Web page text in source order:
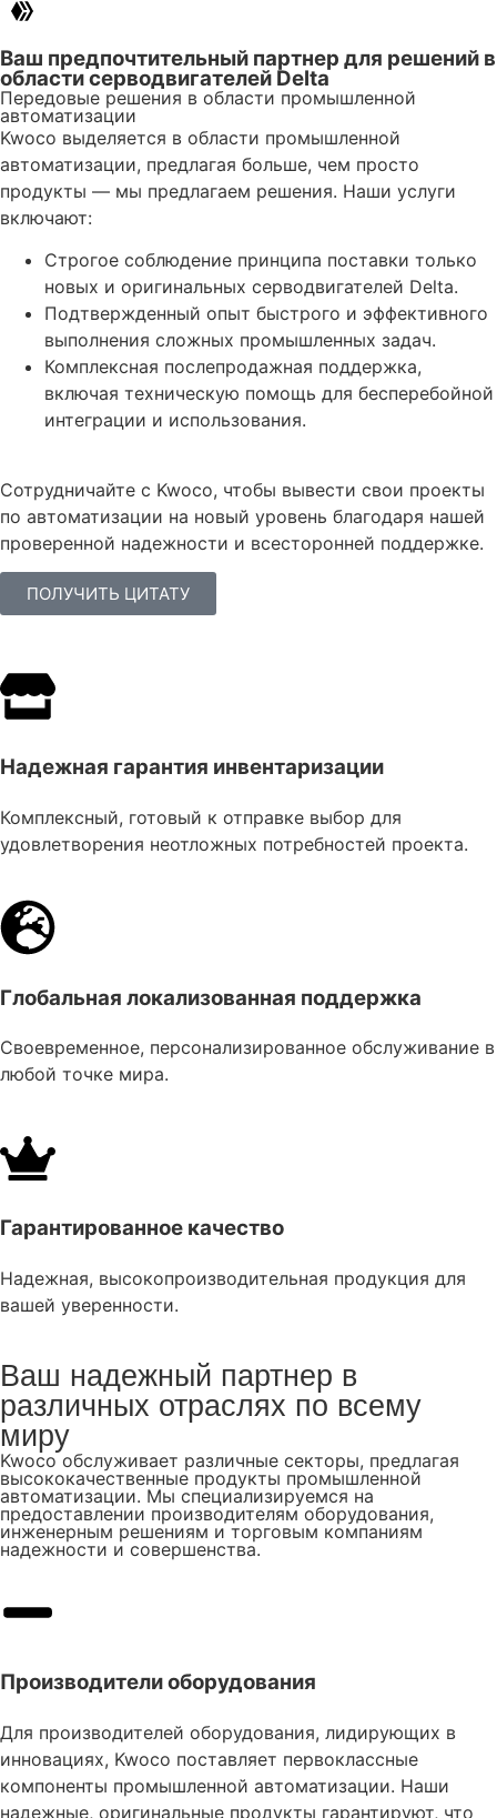
Ваш предпочтительный партнер для решений в
области серводвигателей Delta
Передовые решения в области промышленной
автоматизации
Kwoco выделяется в области промышленной
автоматизации, предлагая больше, чем просто
продукты — мы предлагаем решения. Наши услуги
включают:
Строгое соблюдение принципа поставки только
новых и оригинальных серводвигателей Delta.
Подтвержденный опыт быстрого и эффективного
выполнения сложных промышленных задач.
Комплексная послепродажная поддержка,
включая техническую помощь для бесперебойной
интеграции и использования.
Сотрудничайте с Kwoco, чтобы вывести свои проекты
по автоматизации на новый уровень благодаря нашей
проверенной надежности и всесторонней поддержке.
ПОЛУЧИТЬ ЦИТАТУ
Надежная гарантия инвентаризации
Комплексный, готовый к отправке выбор для
удовлетворения неотложных потребностей проекта.
Глобальная локализованная поддержка
Своевременное, персонализированное обслуживание в
любой точке мира.
Гарантированное качество
Надежная, высокопроизводительная продукция для
вашей уверенности.
Ваш надежный партнер в
различных отраслях по всему
миру
Kwoco обслуживает различные секторы, предлагая
высококачественные продукты промышленной
автоматизации. Мы специализируемся на
предоставлении производителям оборудования,
инженерным решениям и торговым компаниям
надежности и совершенства.
Производители оборудования
Для производителей оборудования, лидирующих в
инновациях, Kwoco поставляет первоклассные
компоненты промышленной автоматизации. Наши
надежные, оригинальные продукты гарантируют, что